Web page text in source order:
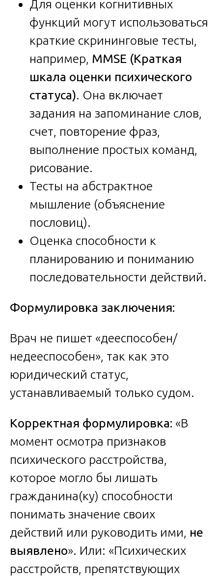
Для оценки когнитивных
функций могут использоваться
краткие скрининговые тесты,
например, MMSE (Краткая
шкала оценки психического
статуса). Она включает
задания на запоминание слов,
счет, повторение фраз,
выполнение простых команд,
рисование.
Тесты на абстрактное
мышление (объяснение
пословиц).
Оценка способности к
планированию и пониманию
последовательности действий.
Формулировка заключения:
Врач не пишет «дееспособен/
недееспособен», так как это
юридический статус,
устанавливаемый только судом.
Корректная формулировка: «В
момент осмотра признаков
психического расстройства,
которое могло бы лишать
гражданина(ку) способности
понимать значение своих
действий или руководить ими, не
выявлено». Или: «Психических
расстройств, препятствующих